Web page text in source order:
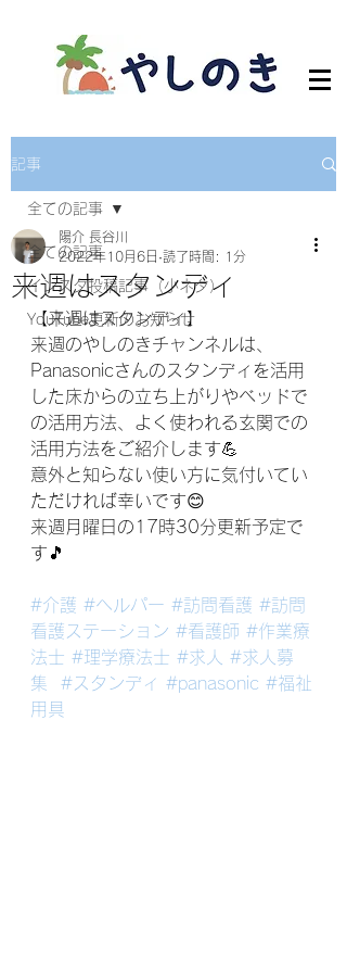
記事
全ての記事
インスタ投稿記事（小ネタ）
YouTube更新のお知らせ
全ての記事
来週はスタンディ
陽介 長谷川
2022年10月6日 読了時間: 1分
【来週はスタンディ】
来週のやしのきチャンネルは、
Panasonicさんのスタンディを活用
した床からの立ち上がりやベッドで
の活用方法、よく使われる玄関での
活用方法をご紹介します💪
意外と知らない使い方に気付いてい
ただければ幸いです😊
来週月曜日の17時30分更新予定で
す🎵
#介護 #ヘルパー #訪問看護 #訪問
看護ステーション #看護師 #作業療
法士 #理学療法士 #求人
#求人募
集
#スタンディ #panasonic #福祉
用具